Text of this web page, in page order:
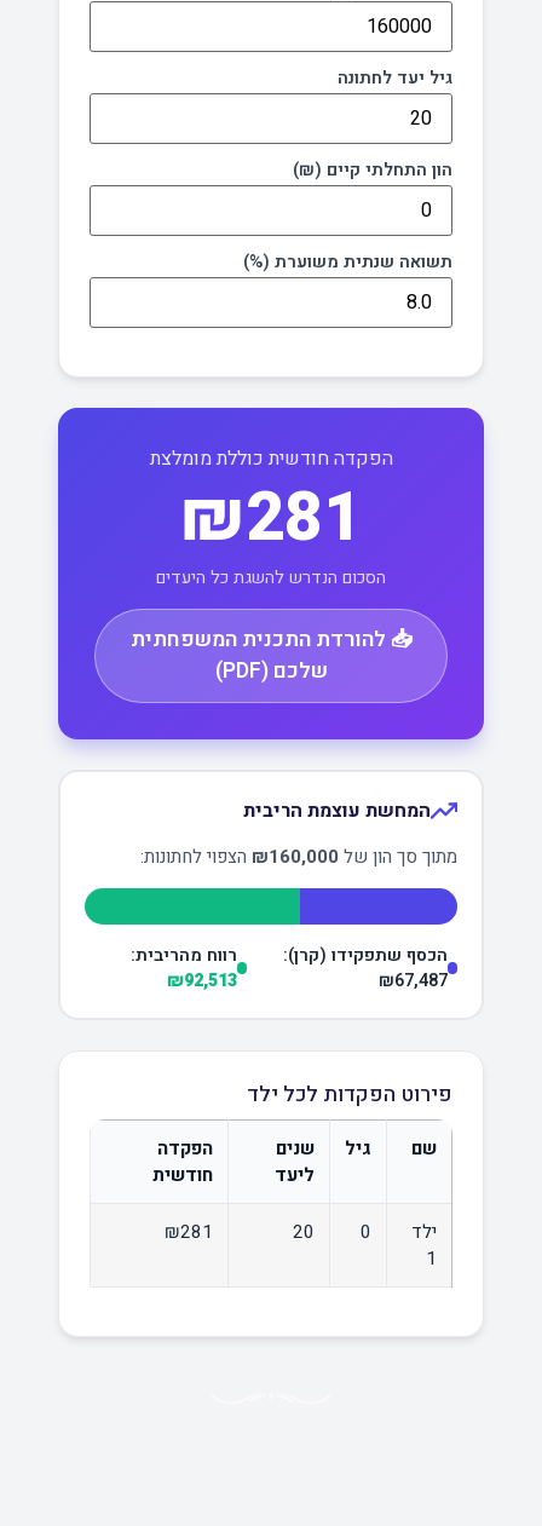
גיל יעד לחתונה
הון התחלתי קיים (₪)
תשואה שנתית משוערת (%)
הפקדה חודשית כוללת מומלצת
₪281
הסכום הנדרש להשגת כל היעדים
📥 להורדת התכנית המשפחתית
שלכם (PDF)
המחשת עוצמת הריבית
מתוך סך הון של₪160,000 הצפוי לחתונות:
הכסף שתפקידו (קרן):
₪67,487
רווח מהריבית:
₪92,513
פירוט הפקדות לכל ילד
שם גיל
שנים
ליעד
הפקדה
חודשית
ילד
1
0
20
₪281